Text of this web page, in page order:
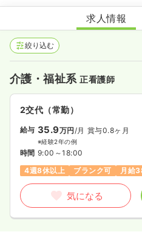
トラストガ
求人情報
絞り込む
介護・福祉系正看護師
2交代（常勤）
給与 35.9万円/月 賞与0.8ヶ月
※経験2年の例
時間 9:00～18:00
4週8休以上
ブランク可 月給
気になる